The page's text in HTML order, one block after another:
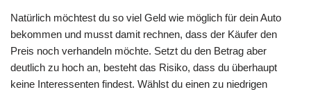
Natürlich möchtest du so viel Geld wie möglich für dein Auto
bekommen und musst damit rechnen, dass der Käufer den
Preis noch verhandeln möchte. Setzt du den Betrag aber
deutlich zu hoch an, besteht das Risiko, dass du überhaupt
keine Interessenten findest. Wählst du einen zu niedrigen